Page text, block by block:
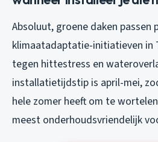
Absoluut, groene daken passen
klimaatadaptatie-initiatieven in
tegen hittestress en
installatietijdstip is april-mei,
hele zomer heeft om te
meest onderhoudsvriendelijk